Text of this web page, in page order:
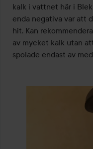
kalk i vattnet här i
enda negativa var att
hit. Kan
av mycket kalk utan
spolade endast av